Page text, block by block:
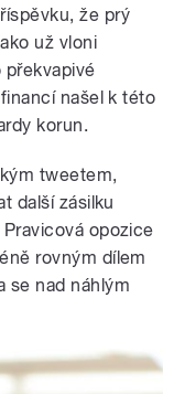
že prý
už vloni
překvapivé
našel k této
korun.
tweetem,
další zásilku
opozice
rovným dílem
se nad náhlým